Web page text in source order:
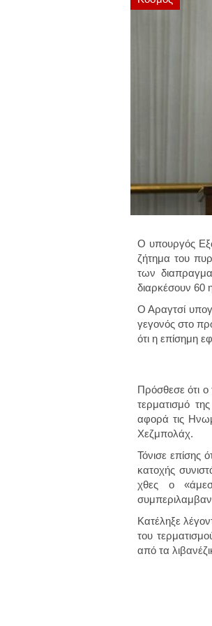
Ο υπουργός
ζήτημα του
των
διαρκέσουν 60
Ο Αραγτσί
γεγονός στο
ότι η επίσημη
Πρόσθεσε ότι ο
τερματισμό
αφορά τις
Χεζμπολάχ.
Τόνισε επίσης
κατοχής
χθες ο
Κατέληξε
του
από τα